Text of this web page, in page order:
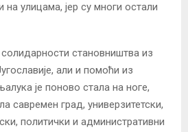
улицама, јер су многи остали
солидарности становништва из
али и помоћи из
је поново стала на ноге,
савремен град, универзитетски,
политички и административни